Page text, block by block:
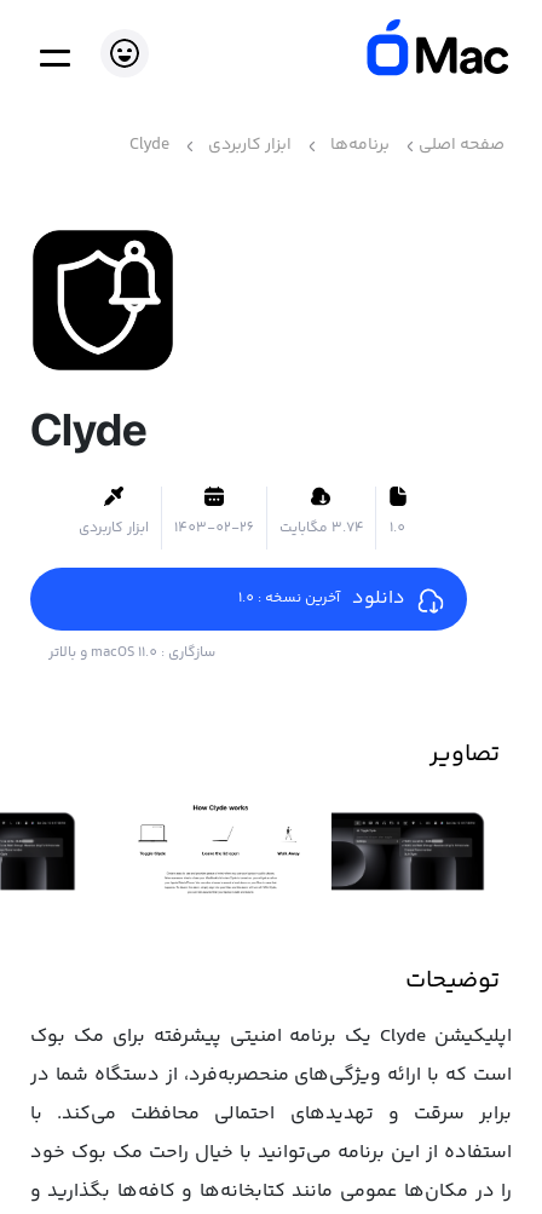
صفحه اصلی برنامه‌ها ابزار کاربردی Clyde
Clyde
1.0 ۳.۷۴ مگابایت 1403-02-26 ابزار کاربردی
دانلود آخرین نسخه : 1.0
سازگاری : macOS 11.0 و بالاتر
تصاویر
توضیحات
اپلیکیشن Clyde یک برنامه امنیتی پیشرفته برای مک ‌بوک
است که با ارائه ویژگی‌های منحصربه‌فرد، از دستگاه شما در
برابر سرقت و تهدیدهای احتمالی محافظت می‌کند. با
استفاده از این برنامه می‌توانید با خیال راحت مک بوک خود
را در مکان‌ها عمومی مانند کتابخانه‌ها و کافه‌ها بگذارید و